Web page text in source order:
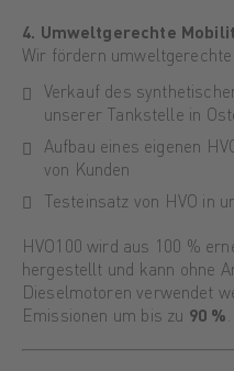
4. Umweltgerechte
Wir fördern
Verkauf des
unserer Tankstelle in
Aufbau eines eigenen
von Kunden
Testeinsatz von HVO in
HVO100 wird aus 100 %
hergestellt und kann ohne
Dieselmotoren verwendet
Emissionen um bis zu 90 %